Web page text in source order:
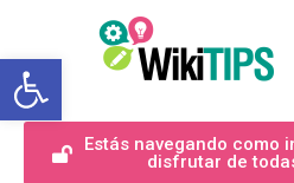
Abrir barra de
Estás navegando como
disfrutar de